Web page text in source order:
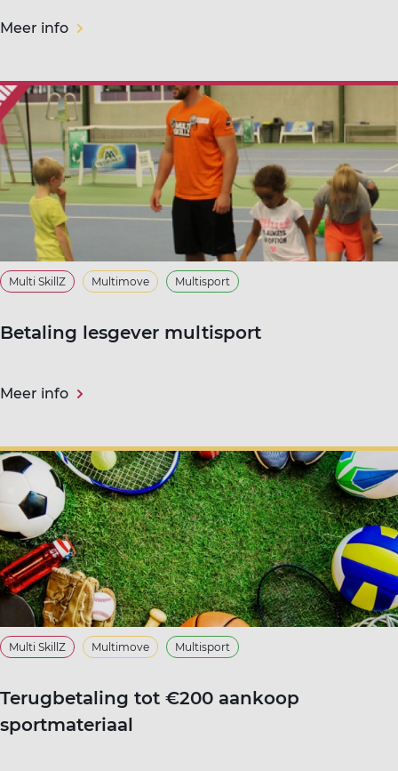
Meer info
Multi SkillZ Multimove Multisport
Betaling lesgever multisport
Meer info
Multi SkillZ Multimove Multisport
Terugbetaling tot €200 aankoop
sportmateriaal